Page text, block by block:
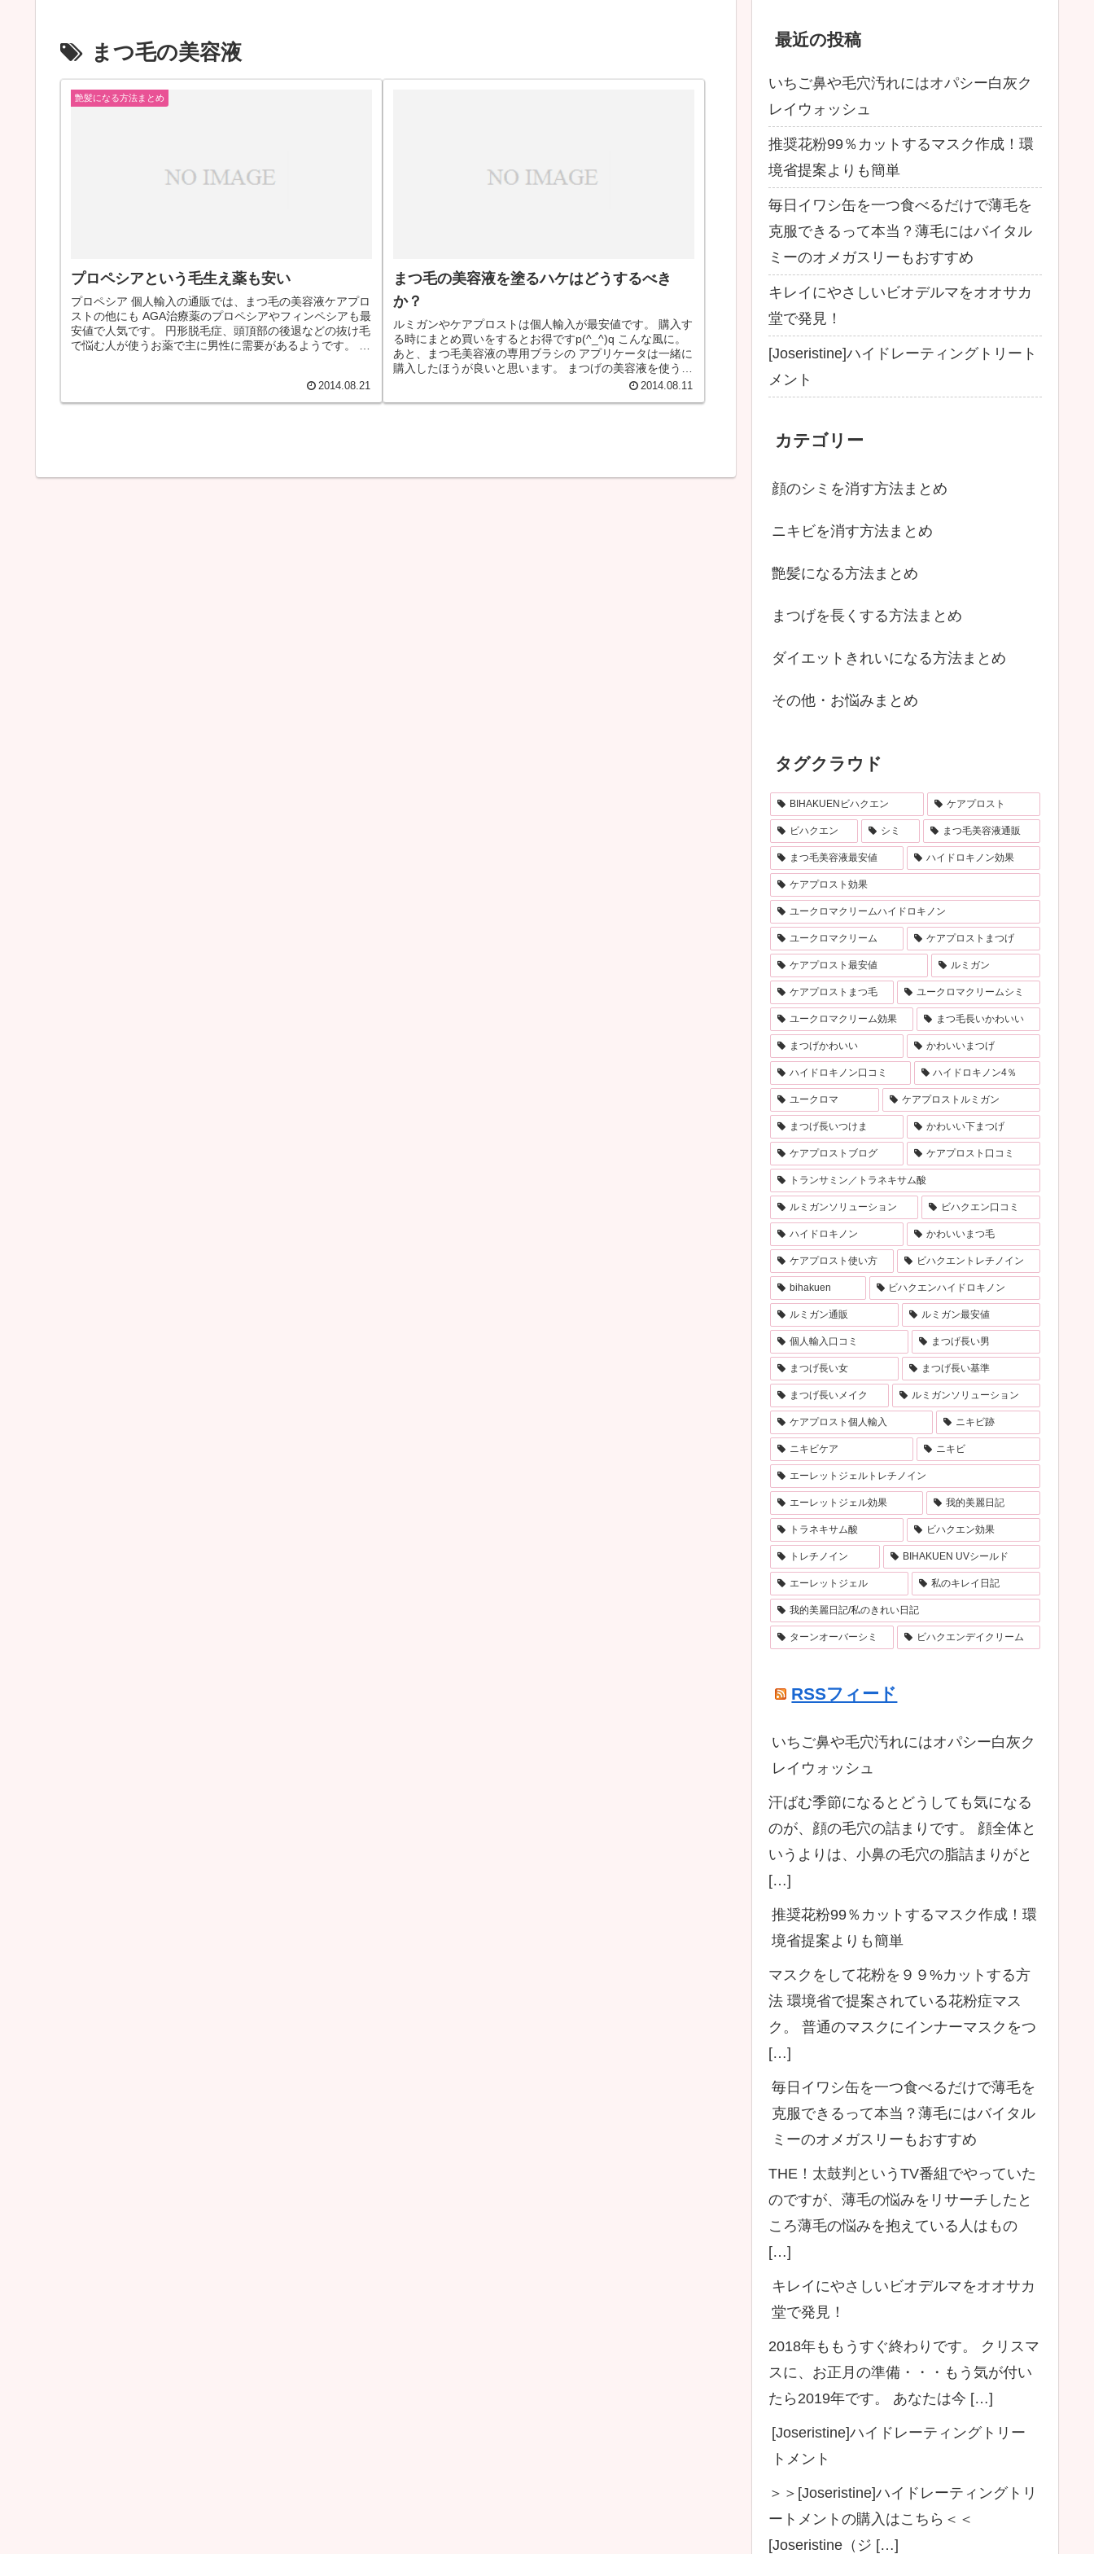
まつ毛の美容液
艶髪になる方法まとめ
プロペシアという毛生え薬も安い
プロペシア 個人輸入の通販では、まつ毛の美容液ケアプロ
ストの他にも AGA治療薬のプロペシアやフィンペシアも最
安値で人気です。 円形脱毛症、頭頂部の後退などの抜け毛
で悩む人が使うお薬で主に男性に需要があるようです。 女
2014.08.21
まつ毛の美容液を塗るハケはどうするべき
か？
ルミガンやケアプロストは個人輸入が最安値です。 購入す
る時にまとめ買いをするとお得ですp(^_^)q こんな風に。
あと、まつ毛美容液の専用ブラシの アプリケータは一緒に
購入したほうが良いと思います。 まつげの美容液を使うと
2014.08.11
最近の投稿
いちご鼻や毛穴汚れにはオパシー白灰ク
レイウォッシュ
推奨花粉99％カットするマスク作成！環
境省提案よりも簡単
毎日イワシ缶を一つ食べるだけで薄毛を
克服できるって本当？薄毛にはバイタル
ミーのオメガスリーもおすすめ
キレイにやさしいビオデルマをオオサカ
堂で発見！
[Joseristine]ハイドレーティングトリート
メント
カテゴリー
顔のシミを消す方法まとめ
ニキビを消す方法まとめ
艶髪になる方法まとめ
まつげを長くする方法まとめ
ダイエットきれいになる方法まとめ
その他・お悩みまとめ
タグクラウド
BIHAKUENビハクエン ケアプロスト
ビハクエン シミ まつ毛美容液通販
まつ毛美容液最安値 ハイドロキノン効果
ケアプロスト効果
ユークロマクリームハイドロキノン
ユークロマクリーム ケアプロストまつげ
ケアプロスト最安値 ルミガン
ケアプロストまつ毛 ユークロマクリームシミ
ユークロマクリーム効果 まつ毛長いかわいい
まつげかわいい かわいいまつげ
ハイドロキノン口コミ ハイドロキノン4％
ユークロマ ケアプロストルミガン
まつげ長いつけま かわいい下まつげ
ケアプロストブログ ケアプロスト口コミ
トランサミン／トラネキサム酸
ルミガンソリューション ビハクエン口コミ
ハイドロキノン かわいいまつ毛
ケアプロスト使い方 ビハクエントレチノイン
bihakuen ビハクエンハイドロキノン
ルミガン通販 ルミガン最安値
個人輸入口コミ まつげ長い男
まつげ長い女 まつげ長い基準
まつげ長いメイク ルミガンソリューション
ケアプロスト個人輸入 ニキビ跡
ニキビケア ニキビ
エーレットジェルトレチノイン
エーレットジェル効果 我的美麗日記
トラネキサム酸 ビハクエン効果
トレチノイン BIHAKUEN UVシールド
エーレットジェル 私のキレイ日記
我的美麗日記/私のきれい日記
ターンオーバーシミ ビハクエンデイクリーム
RSSフィード
いちご鼻や毛穴汚れにはオパシー白灰ク
レイウォッシュ
汗ばむ季節になるとどうしても気になる
のが、顔の毛穴の詰まりです。 顔全体と
いうよりは、小鼻の毛穴の脂詰まりがと
[…]
推奨花粉99％カットするマスク作成！環
境省提案よりも簡単
マスクをして花粉を９９%カットする方
法 環境省で提案されている花粉症マス
ク。 普通のマスクにインナーマスクをつ
[…]
毎日イワシ缶を一つ食べるだけで薄毛を
克服できるって本当？薄毛にはバイタル
ミーのオメガスリーもおすすめ
THE！太鼓判というTV番組でやっていた
のですが、薄毛の悩みをリサーチしたと
ころ薄毛の悩みを抱えている人はもの
[…]
キレイにやさしいビオデルマをオオサカ
堂で発見！
2018年ももうすぐ終わりです。 クリスマ
スに、お正月の準備・・・もう気が付い
たら2019年です。 あなたは今 […]
[Joseristine]ハイドレーティングトリー
トメント
＞＞[Joseristine]ハイドレーティングトリ
ートメントの購入はこちら＜＜
[Joseristine（ジ […]